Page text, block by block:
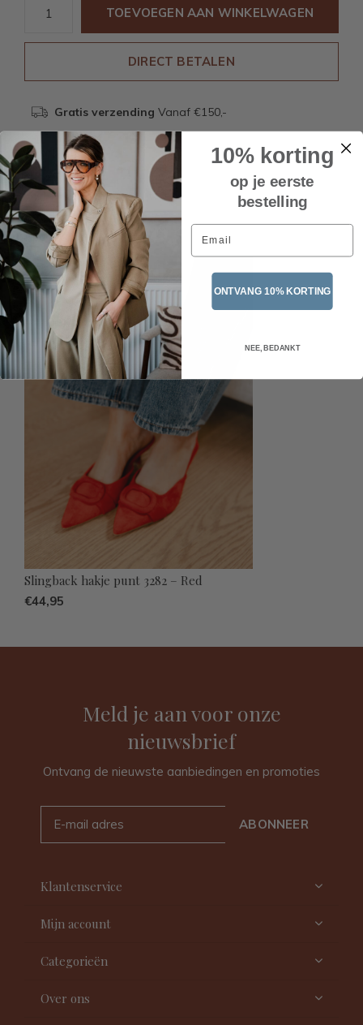
TOEVOEGEN AAN WINKELWAGEN
DIRECT BETALEN
Gratis verzending Vanaf €150,-
Beschrijving
Recente artikelen
Slingback hakje punt 3282 – Red
€44,95
Meld je aan voor onze
nieuwsbrief
Ontvang de nieuwste aanbiedingen en promoties
ABONNEER
Klantenservice
Mijn account
Categorieën
Over ons
10% korting
op je eerste
bestelling
Email
ONTVANG 10% KORTING
NEE, BEDANKT